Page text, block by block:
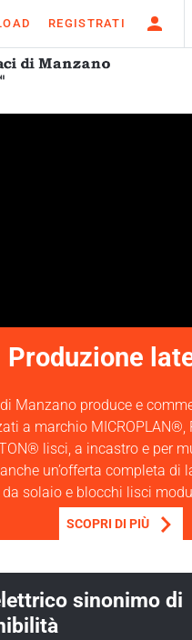
REGISTRATI
Produzione
Manzano produce e
a marchio MICROPLAN®,
lisci, a incastro e per
un’offerta completa di
da solaio e blocchi lisci
SCOPRI DI PIÙ
sinonimo di